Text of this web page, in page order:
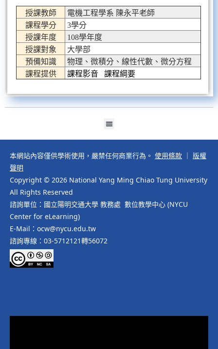
授課教師
電機工程學系 陳永平老師
課程學分
3學分
授課年度
108學年度
授課對象
大學部
預備知識
物理、微積分、線性代數、微分方程
課程提供
課程影音 課程綱要
本網站內容僅供學術使用，嚴禁任何商業行為。 使用條款 ｜ 版權
聲明
Copyright © 2026 National Yang Ming Chiao Tung University
All Rights Reserved
諮詢單位：國立陽明交通大學 教務處 數位教學中心 (NYCU
Center for eLearning)
E-Mail：ocw@nycu.edu.tw
諮詢專線：03-5712121轉56072